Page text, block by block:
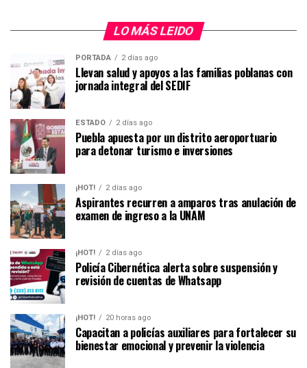
LO MÁS LEIDO
PORTADA 2 días ago
Llevan salud y apoyos a las familias poblanas con
jornada integral del SEDIF
ESTADO 2 días ago
Puebla apuesta por un distrito aeroportuario
para detonar turismo e inversiones
¡HOT! 2 días ago
Aspirantes recurren a amparos tras anulación de
examen de ingreso a la UNAM
¡HOT! 2 días ago
Policía Cibernética alerta sobre suspensión y
revisión de cuentas de Whatsapp
¡HOT! 20 horas ago
Capacitan a policías auxiliares para fortalecer su
bienestar emocional y prevenir la violencia